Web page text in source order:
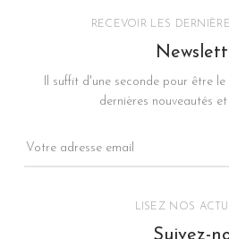
RECEVOIR LES
Il suffit d'une seconde pour être
dernières nouveautés
LISEZ NOS